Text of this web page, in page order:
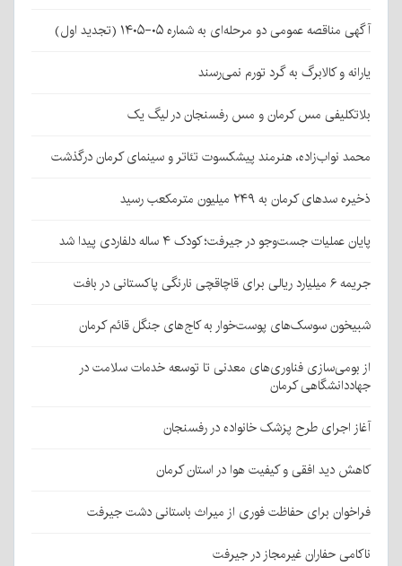
آگهی مناقصه عمومی دو مرحله‌ای به شماره ۰۵-۱۴۰۵ (تجدید اول)
یارانه و کالابرگ به گرد تورم نمی‌رسند
بلاتکلیفی مس کرمان و مس رفسنجان در لیگ یک
محمد نواب‌زاده، هنرمند پیشکسوت تئاتر و سینمای کرمان درگذشت
ذخیره سدهای کرمان به ۲۴۹ میلیون مترمکعب رسید
پایان عملیات جست‌وجو در جیرفت؛ کودک ۴ ساله دلفاردی پیدا شد
جریمه ۶ میلیارد ریالی برای قاچاقچی نارنگی پاکستانی در بافت
شبیخون سوسک‌های پوست‌خوار به کاج‌های جنگل قائم کرمان
از بومی‌سازی فناوری‌های معدنی تا توسعه خدمات سلامت در
جهاددانشگاهی کرمان
آغاز اجرای طرح پزشک خانواده در رفسنجان
کاهش دید افقی و کیفیت هوا در استان کرمان
فراخوان برای حفاظت فوری از میراث باستانی دشت جیرفت
ناکامی حفاران غیرمجاز در جیرفت